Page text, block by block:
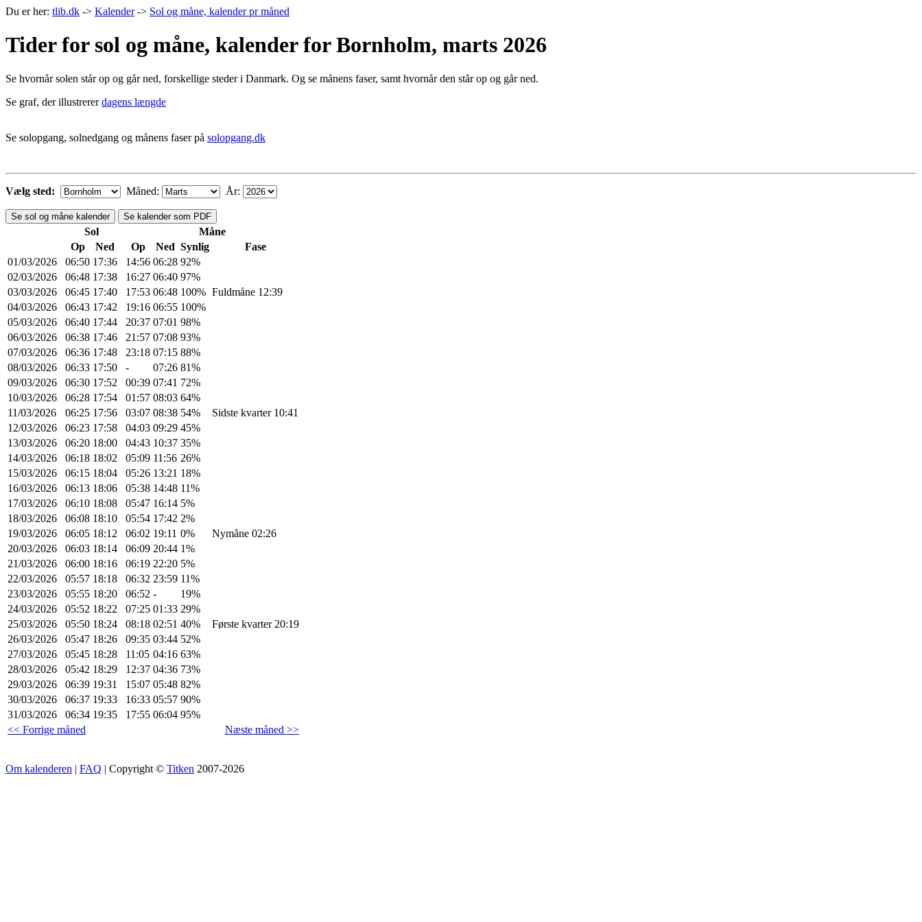
Du er her: tlib.dk -> Kalender-> Sol og måne, kalender pr måned
Tider for sol og måne, kalender for Bornholm, marts 2026
Se hvornår solen står op og går ned, forskellige steder i Danmark. Og se månens faser, samt hvornår den står op og går ned.
Se graf, der illustrererdagens længde
Se solopgang, solnedgang og månens faser på solopgang.dk
Vælg sted: Måned: År:
Se sol og måne kalender Se kalender som PDF
Sol
Måne
Op
Ned Op Ned Synlig
Fase
01/03/2026
06:50 17:36 14:56 06:28 92%
02/03/2026
06:48 17:38 16:27 06:40 97%
03/03/2026
06:45 17:40 17:53 06:48 100% Fuldmåne 12:39
04/03/2026
06:43 17:42 19:16 06:55 100%
05/03/2026
06:40 17:44 20:37 07:01 98%
06/03/2026
06:38 17:46 21:57 07:08 93%
07/03/2026
06:36 17:48 23:18 07:15 88%
08/03/2026
06:33 17:50 - 07:26 81%
09/03/2026
06:30 17:52 00:39 07:41 72%
10/03/2026
06:28 17:54 01:57 08:03 64%
11/03/2026
06:25 17:56 03:07 08:38 54%
Sidste kvarter 10:41
12/03/2026
06:23 17:58 04:03 09:29 45%
13/03/2026
06:20 18:00 04:43 10:37 35%
14/03/2026
06:18 18:02 05:09 11:56 26%
15/03/2026
06:15 18:04 05:26 13:21 18%
16/03/2026
06:13 18:06 05:38 14:48 11%
17/03/2026
06:10 18:08 05:47 16:14 5%
18/03/2026
06:08 18:10 05:54 17:42 2%
19/03/2026
06:05 18:12 06:02 19:11 0%
Nymåne 02:26
20/03/2026
06:03 18:14 06:09 20:44 1%
21/03/2026
06:00 18:16 06:19 22:20 5%
22/03/2026
05:57 18:18 06:32 23:59 11%
23/03/2026
05:55 18:20 06:52 -
19%
24/03/2026
05:52 18:22 07:25 01:33 29%
25/03/2026
05:50 18:24 08:18 02:51 40%
Første kvarter 20:19
26/03/2026
05:47 18:26 09:35 03:44 52%
27/03/2026
05:45 18:28 11:05 04:16 63%
28/03/2026
05:42 18:29 12:37 04:36 73%
29/03/2026
06:39 19:31 15:07 05:48 82%
30/03/2026
06:37 19:33 16:33 05:57 90%
31/03/2026
06:34 19:35 17:55 06:04 95%
<< Forrige måned
Næste måned >>
Om kalenderen | FAQ | Copyright © Titken 2007-2026